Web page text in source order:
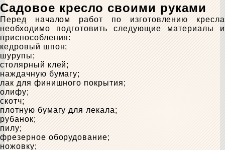
Садовое кресло своими руками
Перед началом работ по изготовлению кресла
необходимо подготовить следующие материалы и
приспособления:
кедровый шпон;
шурупы;
столярный клей;
наждачную бумагу;
лак для финишного покрытия;
олифу;
скотч;
плотную бумагу для лекала;
рубанок;
пилу;
фрезерное оборудование;
ножовку;